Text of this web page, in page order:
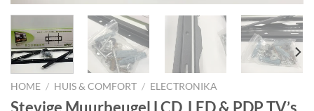
HOME / HUIS & COMFORT / ELECTRONIKA